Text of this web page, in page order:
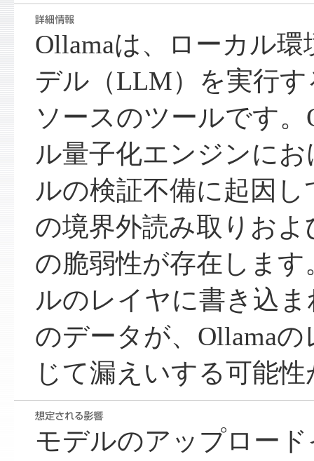
Ollamaは、ローカル
デル（LLM）を実行
ソースのツールです
ル量子化エンジンにお
ルの検証不備に起因
の境界外読み取りお
の脆弱性が存在しま
ルのレイヤに書き込
のデータが、Ollama
じて漏えいする可能
モデルのアップロー